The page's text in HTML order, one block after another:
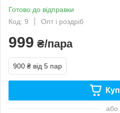
Готово до відправки
Код: 9
Опт і роздріб
999 ₴/пара
900 ₴ від 5 пар
або